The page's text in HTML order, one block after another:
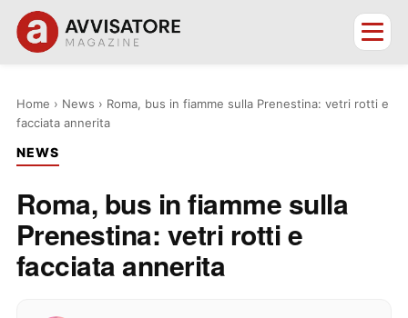
Home › News › Roma, bus in fiamme sulla Prenestina: vetri rotti e
facciata annerita
NEWS
Roma, bus in fiamme sulla
Prenestina: vetri rotti e
facciata annerita